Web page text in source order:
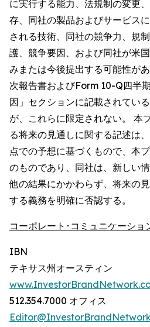
に実行する能力、法規制の変更
存、同社の製品およびサービス
される技術、同社の競争力、規
護、競争要因、および同社が米
みまたは今後提出する可能性が
次報告書およびForm 10-Q四半
因」セクションに記載されてい
が、これらに限定されない。 本
る将来の見通しに関する記述は
点での予想に基づくもので、本
のものであり、同社は、新しい
他の結果にかかわらず、将来の
する義務を明確に否認する。
コーポレート･コミュニケーショ
IBN
テキサス州オースティン
512.354.7000 オフィス